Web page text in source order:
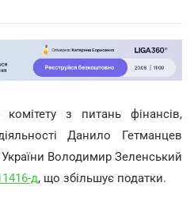
комітету з питань фінансів,
Данило Гетманцев
Володимир Зеленський
д, що збільшує податки.